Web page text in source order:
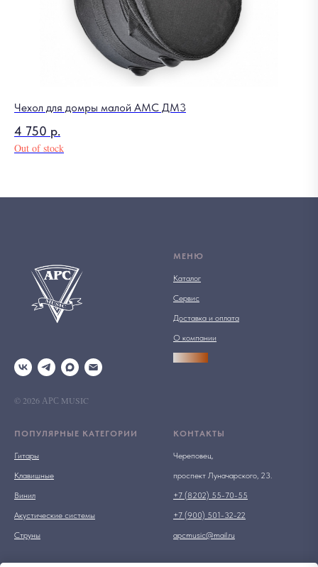
Чехол для домры малой AMC ДМ3
4 750 р.
Out of stock
© 2026 АРС MUSIC
МЕНЮ
Каталог
Сервис
Доставка и оплата
О компании
ПОПУЛЯРНЫЕ КАТЕГОРИИ
Гитары
Клавишные
Винил
Акустические системы
Струны
КОНТАКТЫ
Череповец,
проспект Луначарского, 23.
+7 (8202) 55-70-55
+7 (900) 501-32-22
apcmusic@mail.ru